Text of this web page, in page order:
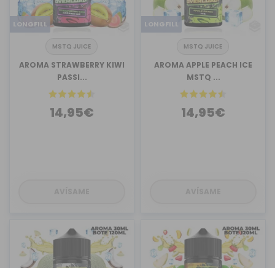
LONGFILL
MSTQ JUICE
AROMA STRAWBERRY KIWI
PASSI...
14,95€
LONGFILL
MSTQ JUICE
AROMA APPLE PEACH ICE
MSTQ ...
14,95€